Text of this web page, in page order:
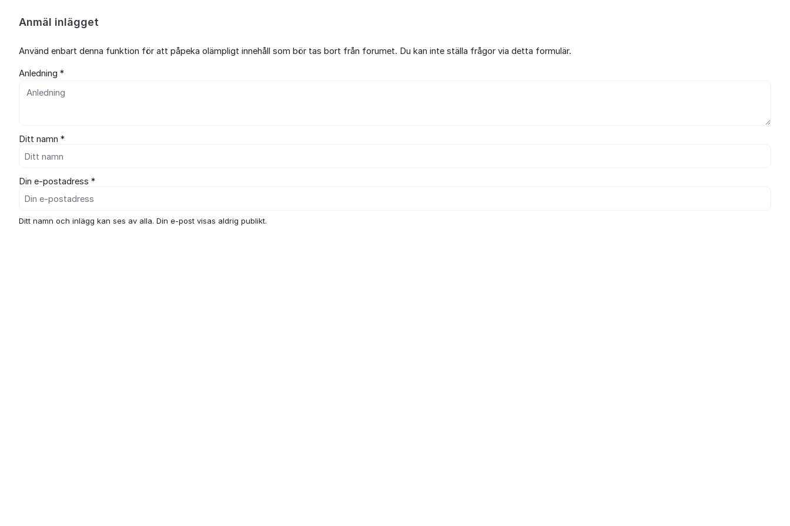
Anmäl inlägget
Använd enbart denna funktion för att påpeka olämpligt innehåll som bör tas bort från forumet. Du kan inte ställa frågor via detta formulär.
Anledning *
Ditt namn *
Din e-postadress *
Ditt namn och inlägg kan ses av alla. Din e-post visas aldrig publikt.